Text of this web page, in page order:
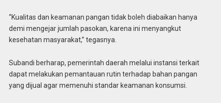
“Kualitas dan keamanan pangan tidak boleh diabaikan hanya
demi mengejar jumlah pasokan, karena ini menyangkut
kesehatan masyarakat,” tegasnya.
Subandi berharap, pemerintah daerah melalui instansi terkait
dapat melakukan pemantauan rutin terhadap bahan pangan
yang dijual agar memenuhi standar keamanan konsumsi.